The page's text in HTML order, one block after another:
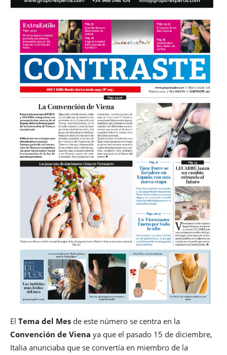
El Tema del Mes de este número se centra en la
Convención de Viena ya que el pasado 15 de diciembre,
Italia anunciaba que se convertía en miembro de la